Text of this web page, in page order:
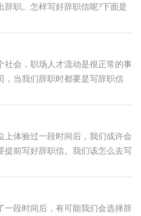
职。怎样写好辞职信呢?下面是
望对大家有所帮...
社会，职场人才流动是很正常的事
，当我们辞职时都要是写辞职信
呢？下面是小编整理的...
上体验过一段时间后，我们或许会
提前写好辞职信。我们该怎么去写
于个人辞职信，仅...
一段时间后，有可能我们会选择辞